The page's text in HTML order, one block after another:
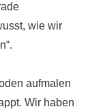
wie wir
aufmalen
Wir haben